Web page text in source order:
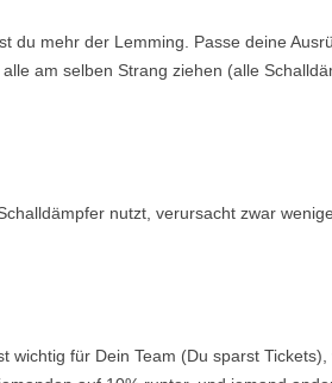
du mehr der Lemming. Passe deine
am selben Strang ziehen (alle
nutzt, verursacht zwar
für Dein Team (Du sparst Tickets),